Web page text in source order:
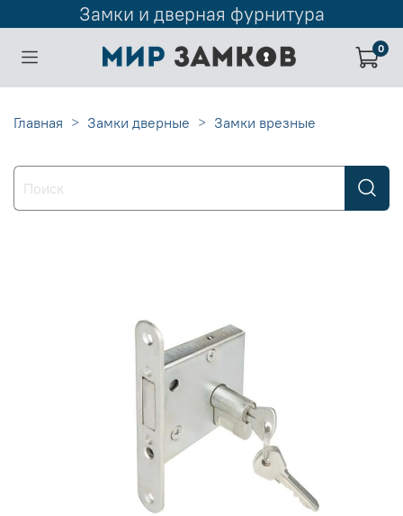
Замки и дверная фурнитура
0
Главная Замки дверные Замки врезные